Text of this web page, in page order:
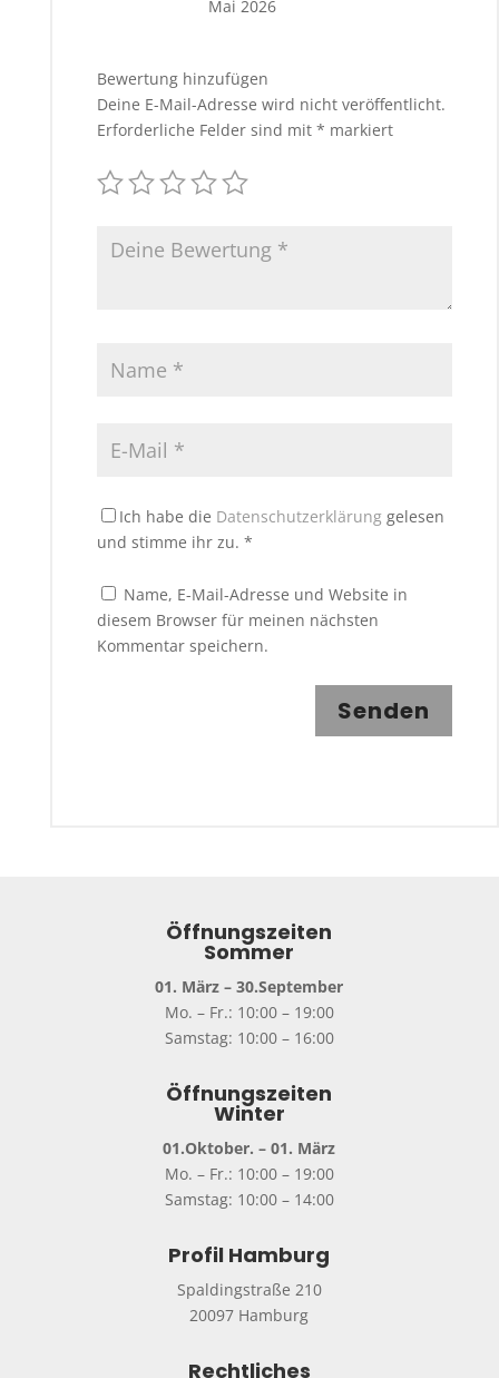
Mai 2026
Bewertung hinzufügen
Deine E-Mail-Adresse wird nicht veröffentlicht.
Erforderliche Felder sind mit * markiert
Ich habe die Datenschutzerklärunggelesen
und stimme ihr zu. *
Name, E-Mail-Adresse und Website in
diesem Browser für meinen nächsten
Kommentar speichern.
Senden
Öffnungszeiten
Sommer
01. März – 30.September
Mo. – Fr.: 10:00 – 19:00
Samstag: 10:00 – 16:00
Öffnungszeiten
Winter
01.Oktober. – 01. März
Mo. – Fr.: 10:00 – 19:00
Samstag: 10:00 – 14:00
Profil Hamburg
Spaldingstraße 210
20097 Hamburg
Rechtliches